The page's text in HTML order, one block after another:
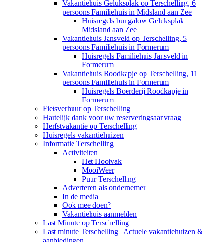
Vakantiehuis Geluksplak op Terschelling, 6
persoons Familiehuis in Midsland aan Zee
Huisregels bungalow Geluksplak
Midsland aan Zee
Vakantiehuis Jansveld op Terschelling, 5
persoons Familiehuis in Formerum
Huisregels Familiehuis Jansveld in
Formerum
Vakantiehuis Roodkapje op Terschelling, 11
persoons Familiehuis in Formerum
Huisregels Boerderij Roodkapje in
Formerum
Fietsverhuur op Terschelling
Hartelijk dank voor uw reserveringsaanvraag
Herfstvakantie op Terschelling
Huisregels vakantiehuizen
Informatie Terschelling
Activiteiten
Het Hooivak
MooiWeer
Puur Terschelling
Adverteren als ondernemer
In de media
Ook mee doen?
Vakantiehuis aanmelden
Last Minute op Terschelling
Last minute Terschelling | Actuele vakantiehuizen &
aanbiedingen